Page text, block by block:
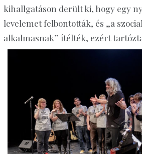
kihallgatáson derült ki, hogy egy
levelemet felbontották, és „a
alkalmasnak” ítélték, ezért